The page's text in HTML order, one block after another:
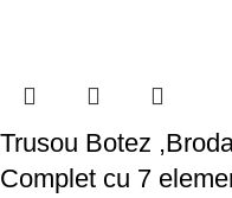
Trusou Botez
Complet cu 7